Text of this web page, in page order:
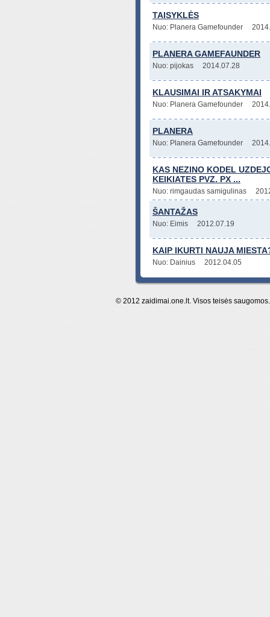
TAISYKLĖS
Nuo: Planera Gamefounder
PLANERA GAMEFAUNDER
Nuo: pijokas 2014.07.28
KLAUSIMAI IR ATSAKYMAI
Nuo: Planera Gamefounder
PLANERA
Nuo: Planera Gamefounder
KAS NEZINO KODEL
KEIKIATES PVZ. PX ...
Nuo: rimgaudas samigulinas
ŠANTAŽAS
Nuo: Eimis 2012.07.19
KAIP IKURTI NAUJA
Nuo: Dainius 2012.04.05
© 2012 zaidimai.one.lt. Visos teisės